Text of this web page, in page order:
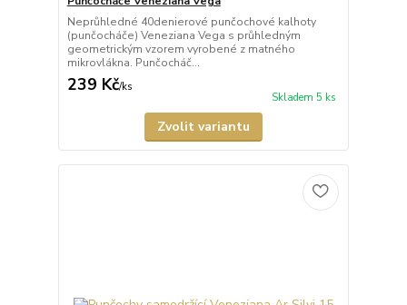
Neprůhledné 40denierové punčochové kalhoty
(punčocháče) Veneziana Vega s průhledným
geometrickým vzorem vyrobené z matného
mikrovlákna. Punčocháč...
239 Kč/ks
Skladem 5 ks
Zvolit variantu